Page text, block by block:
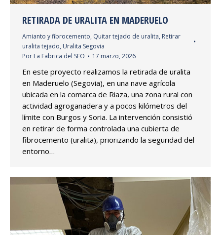
RETIRADA DE URALITA EN MADERUELO
Amianto y fibrocemento, Quitar tejado de uralita, Retirar
uralita tejado, Uralita Segovia
Por La Fabrica del SEO 17 marzo, 2026
En este proyecto realizamos la retirada de uralita
en Maderuelo (Segovia), en una nave agrícola
ubicada en la comarca de Riaza, una zona rural con
actividad agroganadera y a pocos kilómetros del
límite con Burgos y Soria. La intervención consistió
en retirar de forma controlada una cubierta de
fibrocemento (uralita), priorizando la seguridad del
entorno…